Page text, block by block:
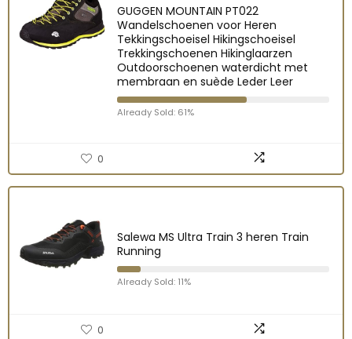
GUGGEN MOUNTAIN PT022
Wandelschoenen voor Heren
Tekkingschoeisel Hikingschoeisel
Trekkingschoenen Hikinglaarzen
Outdoorschoenen waterdicht met
membraan en suède Leder Leer
Already Sold: 61%
0
Salewa MS Ultra Train 3 heren Train
Running
Already Sold: 11%
0